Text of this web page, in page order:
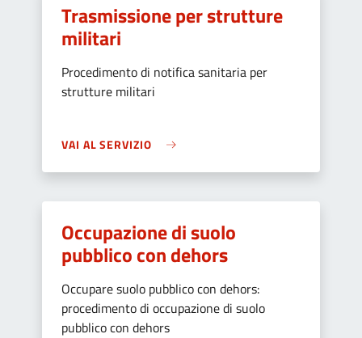
Trasmissione per strutture
militari
Procedimento di notifica sanitaria per
strutture militari
VAI AL SERVIZIO
Occupazione di suolo
pubblico con dehors
Occupare suolo pubblico con dehors:
procedimento di occupazione di suolo
pubblico con dehors